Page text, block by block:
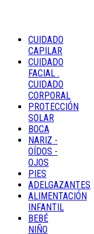
CUIDADO
CAPILAR
CUIDADO
FACIAL .
CUIDADO
CORPORAL
PROTECCIÓN
SOLAR
BOCA
NARIZ -
OÍDOS -
OJOS
PIES
ADELGAZANTES
ALIMENTACIÓN
INFANTIL
BEBÉ
NIÑO